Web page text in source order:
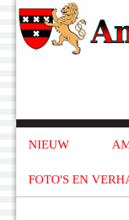
NIEUW
FOTO'S EN